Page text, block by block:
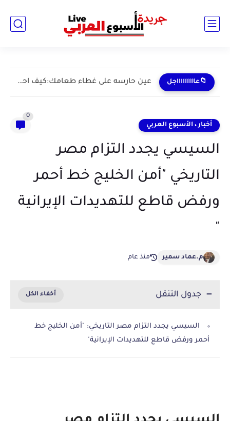
📁عاااااااااجل عين حارسه على غطاء طعامك:كيف احبطت "صحه القاهره"مخاطر آلاف الاطنان...
أخبار ، الأسبوع العربي
0
السيسي يجدد التزام مصر
التاريخي "أمن الخليج خط أحمر
ورفض قاطع للتهديدات الإيرانية
"
م.عماد سمير منذ عام
جدول التنقل
​السيسي يجدد التزام مصر التاريخي: "أمن الخليج خط
أحمر ورفض قاطع للتهديدات الإيرانية"